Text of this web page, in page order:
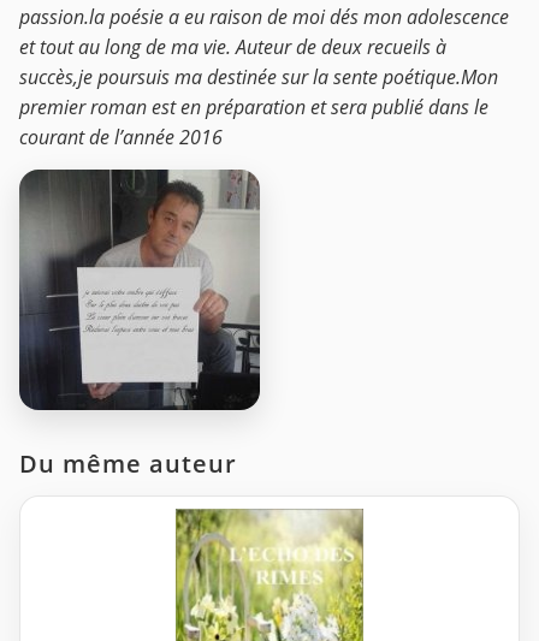
passion.la poésie a eu raison de moi dés mon adolescence
et tout au long de ma vie. Auteur de deux recueils à
succès,je poursuis ma destinée sur la sente poétique.Mon
premier roman est en préparation et sera publié dans le
courant de l’année 2016
Du même auteur